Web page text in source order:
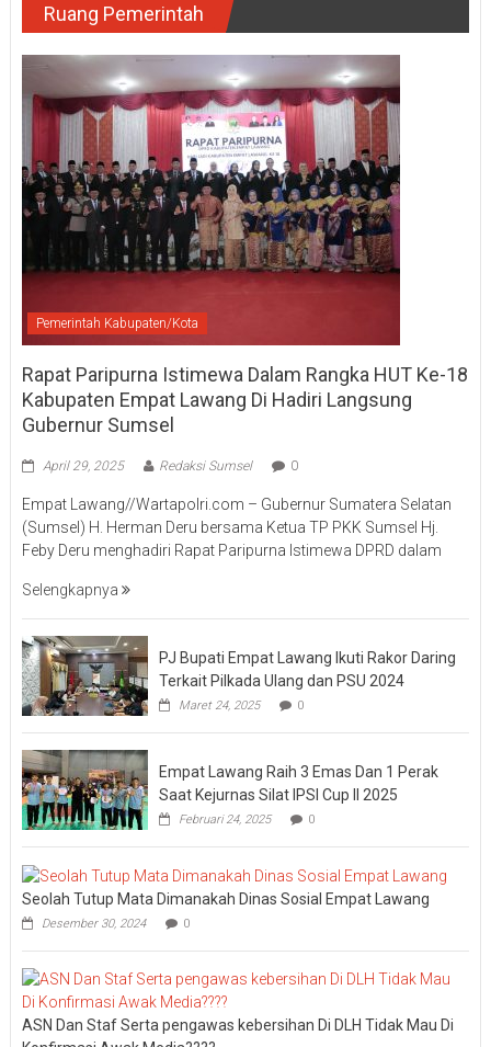
Ruang Pemerintah
Pemerintah Kabupaten/Kota
Rapat Paripurna Istimewa Dalam Rangka HUT Ke-18
Kabupaten Empat Lawang Di Hadiri Langsung
Gubernur Sumsel
April 29, 2025 Redaksi Sumsel 0
Empat Lawang//Wartapolri.com – Gubernur Sumatera Selatan
(Sumsel) H. Herman Deru bersama Ketua TP PKK Sumsel Hj.
Feby Deru menghadiri Rapat Paripurna Istimewa DPRD dalam
Selengkapnya
PJ Bupati Empat Lawang Ikuti Rakor Daring
Terkait Pilkada Ulang dan PSU 2024
Maret 24, 2025 0
Empat Lawang Raih 3 Emas Dan 1 Perak
Saat Kejurnas Silat IPSI Cup II 2025
Februari 24, 2025 0
Seolah Tutup Mata Dimanakah Dinas Sosial Empat Lawang
Desember 30, 2024 0
ASN Dan Staf Serta pengawas kebersihan Di DLH Tidak Mau Di